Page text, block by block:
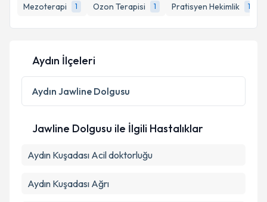
Mezoterapi
1 Ozon Terapisi 1 Pratisyen Hekimlik 1
E-posta Adresiniz
Kişisel verilerimin işlenmesine ilişkinAydınlatma
Metni'ni okudum ve kişisel verilerimin belirtilen
kapsamda işlenmesini kabul ediyorum.
Takvim Talebini Gönder
Aydın İlçeleri
Aydın Jawline Dolgusu
Jawline Dolgusu ile İlgili Hastalıklar
Aydın Kuşadası Acil doktorluğu
Aydın Kuşadası Ağrı